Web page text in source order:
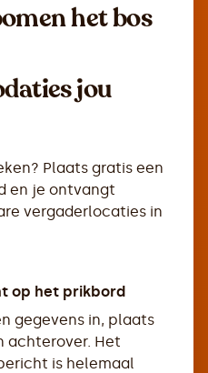
het bos
jou
Plaats gratis een
en je ontvangt
vergaderlocaties in
op het prikbord
gegevens in, plaats
achterover. Het
is helemaal